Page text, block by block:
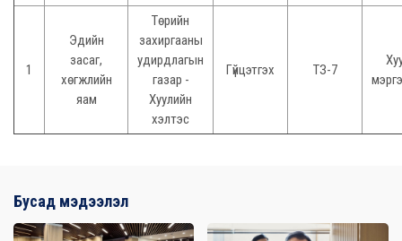
1
Эдийн
засаг,
хөгжлийн
яам
Төрийн
захиргааны
удирдлагын
газар -
Хуулийн
хэлтэс
Гүйцэтгэх ТЗ-7
Бусад мэдээлэл